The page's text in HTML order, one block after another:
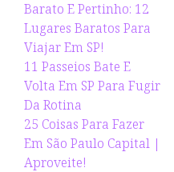
Barato E Pertinho: 12
Lugares Baratos Para
Viajar Em SP!
11 Passeios Bate E
Volta Em SP Para Fugir
Da Rotina
25 Coisas Para Fazer
Em São Paulo Capital |
Aproveite!